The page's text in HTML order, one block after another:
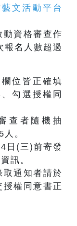
藝文活動平台
動資格審查作
報名人數超過
位皆正確填
勾選授權同
查者隨機抽
。
日(三)前寄發
訊。
通知者請於
權同意書正